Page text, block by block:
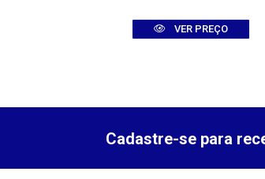
VER PREÇO
Cadastre-se para